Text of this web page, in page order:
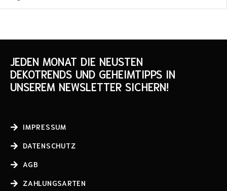
JEDEN MONAT DIE NEUSTEN
DEKOTRENDS UND GEHEIMTIPPS IN
UNSEREM NEWSLETTER SICHERN!
IMPRESSUM
DATENSCHUTZ
AGB
ZAHLUNGSARTEN